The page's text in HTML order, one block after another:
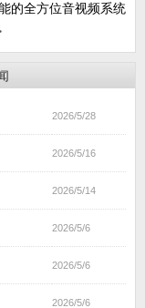
的全方位音视频系统
2026/5/28
2026/5/16
2026/5/14
2026/5/6
2026/5/6
2026/5/6